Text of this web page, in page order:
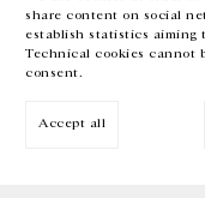
share content on social
establish statistics aiming
Technical cookies cannot
consent.
Accept all
EN FR 中文
Inscrivez-vous à notre